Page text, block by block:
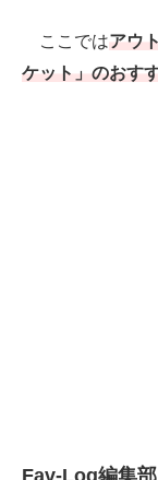
企業向けIT製品
IT製品の技術・
ここではアウ
ケット」のおす